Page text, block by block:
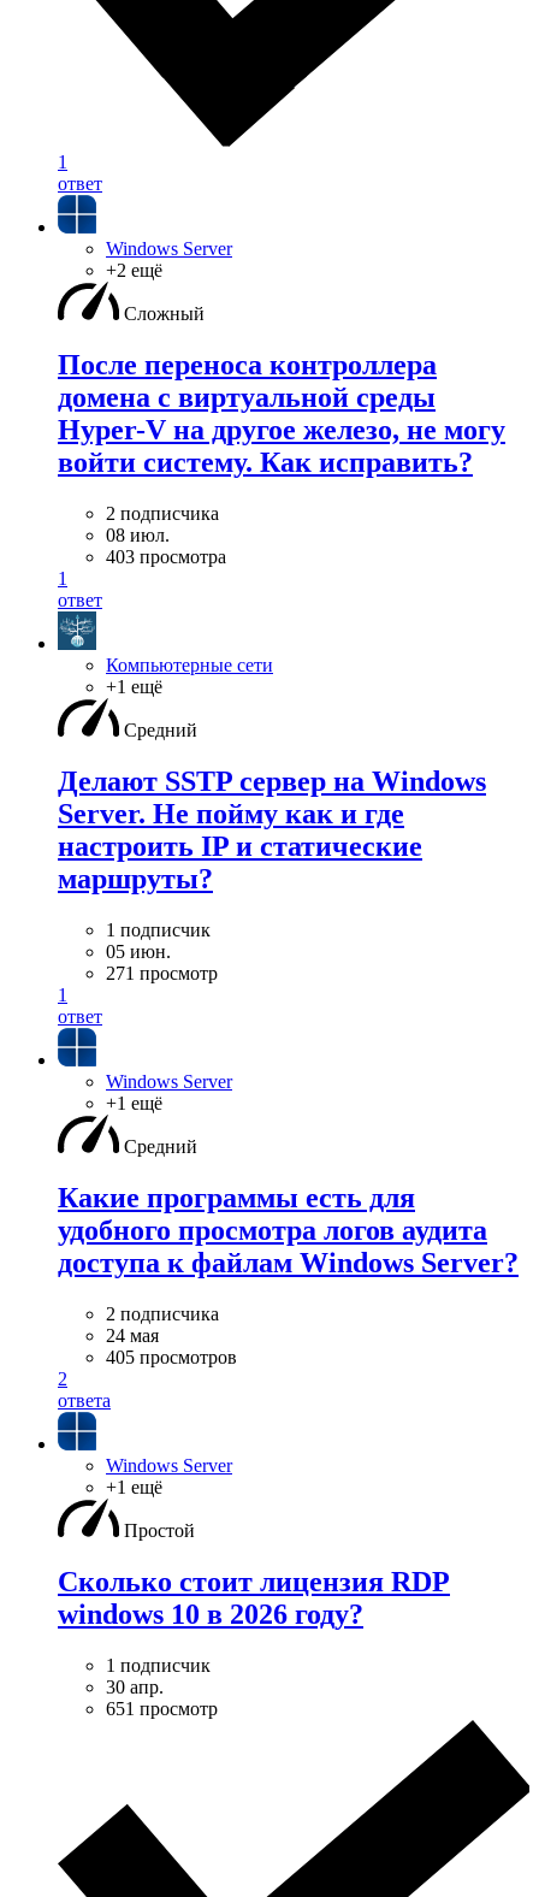
1
ответ
Windows Server
+2 ещё
Сложный
После переноса контроллера
домена с виртуальной среды
Hyper-V на другое железо, не могу
войти систему. Как исправить?
2 подписчика
08 июл.
403 просмотра
1
ответ
Компьютерные сети
+1 ещё
Средний
Делают SSTP сервер на Windows
Server. Не пойму как и где
настроить IP и статические
маршруты?
1 подписчик
05 июн.
271 просмотр
1
ответ
Windows Server
+1 ещё
Средний
Какие программы есть для
удобного просмотра логов аудита
доступа к файлам Windows Server?
2 подписчика
24 мая
405 просмотров
2
ответа
Windows Server
+1 ещё
Простой
Сколько стоит лицензия RDP
windows 10 в 2026 году?
1 подписчик
30 апр.
651 просмотр